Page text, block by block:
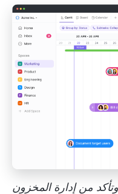
من إدارة المخزون